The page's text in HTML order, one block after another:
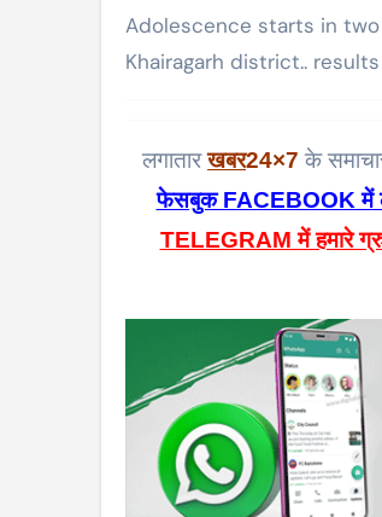
Adolescence starts in two
Khairagarh district..
लगातारखबर24×7 के
फेसबुक FACEBOOK में
TELEGRAM में हमारे